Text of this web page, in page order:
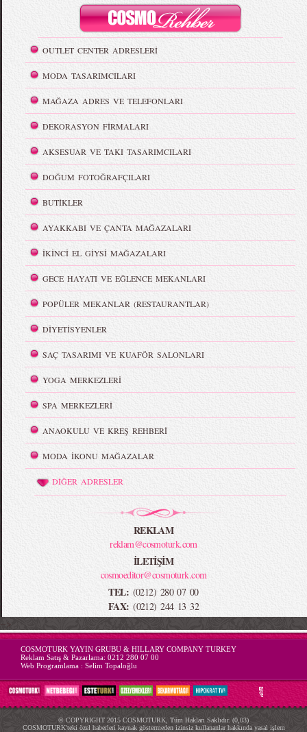
OUTLET CENTER ADRESLERİ
MODA TASARIMCILARI
MAĞAZA ADRES VE TELEFONLARI
DEKORASYON FİRMALARI
AKSESUAR VE TAKI TASARIMCILARI
DOĞUM FOTOĞRAFÇILARI
BUTİKLER
AYAKKABI VE ÇANTA MAĞAZALARI
İKİNCİ EL GİYSİ MAĞAZALARI
GECE HAYATI VE EĞLENCE MEKANLARI
POPÜLER MEKANLAR (RESTAURANTLAR)
DİYETİSYENLER
SAÇ TASARIMI VE KUAFÖR SALONLARI
YOGA MERKEZLERİ
SPA MERKEZLERİ
ANAOKULU VE KREŞ REHBERİ
MODA İKONU MAĞAZALAR
DİĞER ADRESLER
REKLAM
reklam@cosmoturk.com
İLETİŞİM
cosmoeditor@cosmoturk.com
TEL: (0212) 280 07 00
FAX: (0212) 244 13 32
-->
COSMOTURK YAYIN GRUBU & HILLARY COMPANY TURKEY
Reklam Satış & Pazarlama: 0212 280 07 00
Web Programlama : Selim Topaloğlu
© COPYRIGHT 2015 COSMOTURK, Tüm Hakları Saklıdır. (0,03)
COSMOTURK'teki özel haberleri kaynak göstermeden izinsiz kullananlar hakkında yasal işlem